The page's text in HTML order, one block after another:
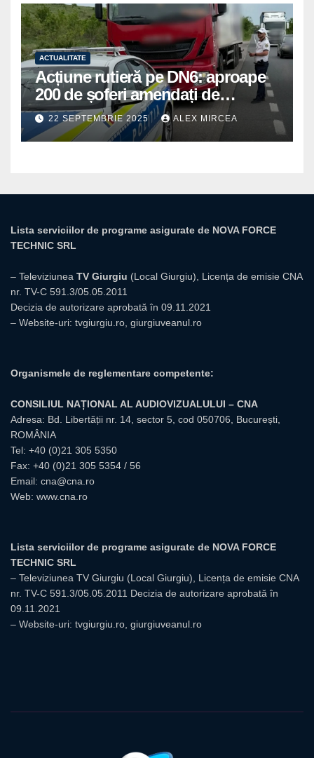
ACTUALITATE
Acțiune rutieră pe DN6: aproape
200 de șoferi amendați de
polițiștii din Mihăilești
22 SEPTEMBRIE 2025 ALEX MIRCEA
Lista serviciilor de programe asigurate de NOVA FORCE
TECHNIC SRL
– Televiziunea TV Giurgiu (Local Giurgiu), Licența de emisie CNA
nr. TV-C 591.3/05.05.2011
Decizia de autorizare aprobată în 09.11.2021
– Website-uri: tvgiurgiu.ro giurgiuveanul.ro
Organismele de reglementare competente:
CONSILIUL NAȚIONAL AL AUDIOVIZUALULUI – CNA
Adresa: Bd. Libertății nr. 14, sector 5, cod 050706, București,
ROMÂNIA
Tel: +40 (0)21 305 5350
Fax: +40 (0)21 305 5354 / 56
Email: cna@cna.ro
Web: www.cna.ro
Lista serviciilor de programe asigurate de NOVA FORCE
TECHNIC SRL
– Televiziunea TV Giurgiu (Local Giurgiu), Licența de emisie CNA
nr. TV-C 591.3/05.05.2011 Decizia de autorizare aprobată în
09.11.2021
– Website-uri: tvgiurgiu.ro, giurgiuveanul.ro